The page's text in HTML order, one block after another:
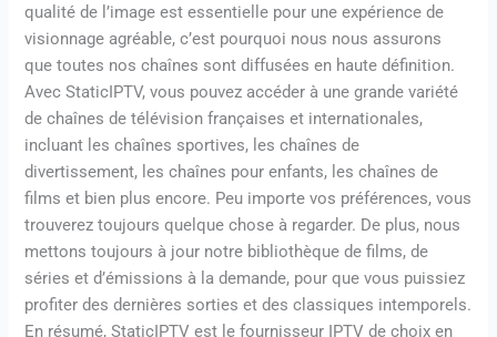
qualité de l’image est essentielle pour une expérience de
visionnage agréable, c’est pourquoi nous nous assurons
que toutes nos chaînes sont diffusées en haute définition.
Avec StaticIPTV, vous pouvez accéder à une grande variété
de chaînes de télévision françaises et internationales,
incluant les chaînes sportives, les chaînes de
divertissement, les chaînes pour enfants, les chaînes de
films et bien plus encore. Peu importe vos préférences, vous
trouverez toujours quelque chose à regarder. De plus, nous
mettons toujours à jour notre bibliothèque de films, de
séries et d’émissions à la demande, pour que vous puissiez
profiter des dernières sorties et des classiques intemporels.
En résumé, StaticIPTV est le fournisseur IPTV de choix en